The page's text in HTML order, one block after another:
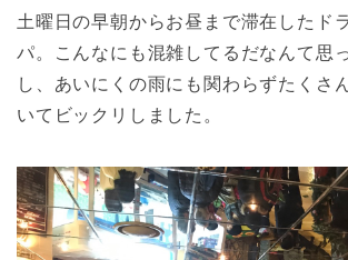
土曜日の早朝からお昼まで滞在したド
パ。こんなにも混雑してるだなんて思
し、あいにくの雨にも関わらずたくさ
いてビックリしました。